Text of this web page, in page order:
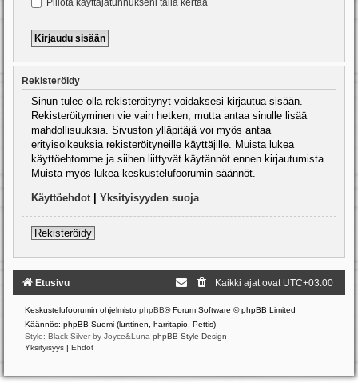
Piilota käyttäjätunnukseni tällä kertaa
Rekisteröidy
Sinun tulee olla rekisteröitynyt voidaksesi kirjautua sisään.
Rekisteröityminen vie vain hetken, mutta antaa sinulle lisää
mahdollisuuksia. Sivuston ylläpitäjä voi myös antaa
erityisoikeuksia rekisteröityneille käyttäjille. Muista lukea
käyttöehtomme ja siihen liittyvät käytännöt ennen kirjautumista.
Muista myös lukea keskustelufoorumin säännöt.
Käyttöehdot Yksityisyyden suoja
Rekisteröidy
Etusivu Kaikki ajat ovat UTC+03:00
Keskustelufoorumin ohjelmisto phpBB® Forum Software © phpBB Limited
Käännös: phpBB Suomi (lurttinen, harritapio, Pettis)
Style: Black-Silver by Joyce&Luna phpBB-Style-Design
Yksityisyys | Ehdot